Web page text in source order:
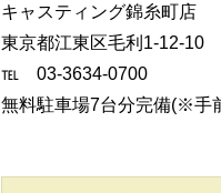
キャスティング錦糸町店
東京都江東区毛利1-12-10
℡ 03-3634-0700
無料駐車場7台分完備(※手